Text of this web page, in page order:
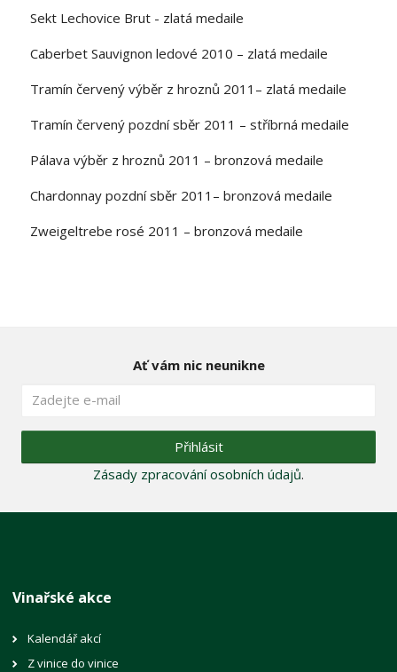
Sekt Lechovice Brut - zlatá medaile
Caberbet Sauvignon ledové 2010 – zlatá medaile
Tramín červený výběr z hroznů 2011– zlatá medaile
Tramín červený pozdní sběr 2011 – stříbrná medaile
Pálava výběr z hroznů 2011 – bronzová medaile
Chardonnay pozdní sběr 2011– bronzová medaile
Zweigeltrebe rosé 2011 – bronzová medaile
Ať vám nic neunikne
Přihlásit
Zásady zpracování osobních údajů.
Vinařské akce
Kalendář akcí
Z vinice do vinice